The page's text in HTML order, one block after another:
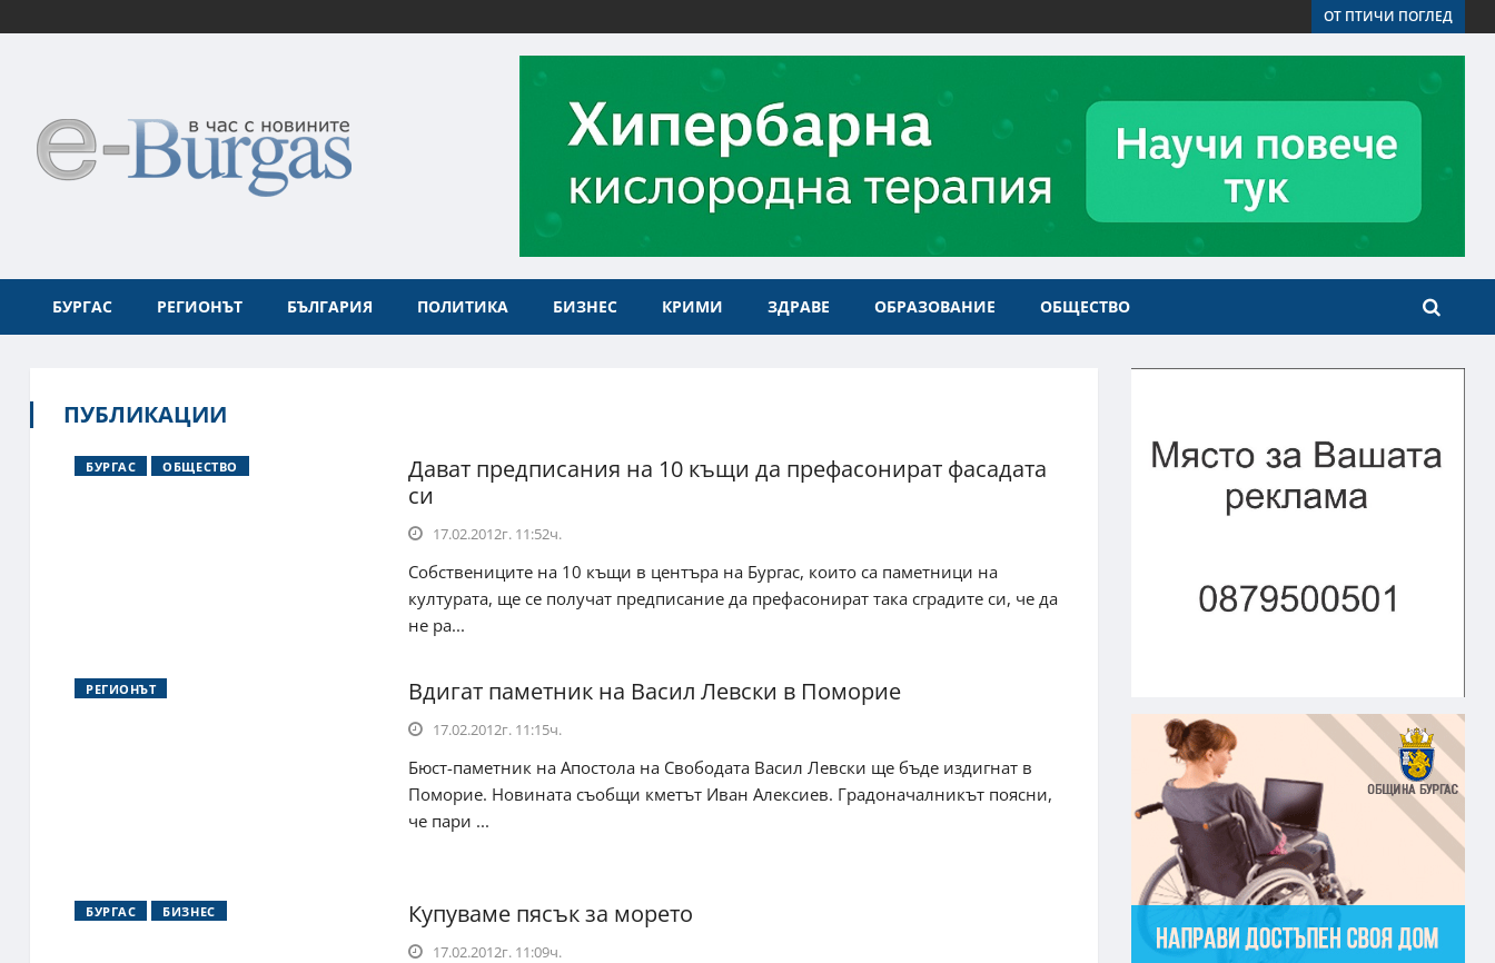
ОТ ПТИЧИ ПОГЛЕД
БУРГАС РЕГИОНЪТ БЪЛГАРИЯ ПОЛИТИКА БИЗНЕС КРИМИ ЗДРАВЕ ОБРАЗОВАНИЕ ОБЩЕСТВО
ПУБЛИКАЦИИ
БУРГАС ОБЩЕСТВО
Дават предписания на 10 къщи да префасонират фасадата
си
17.02.2012г. 11:52ч.
Собствениците на 10 къщи в центъра на Бургас, които са паметници на
културата, ще се получат предписание да префасонират така сградите си, че да
не ра...
РЕГИОНЪТ Вдигат паметник на Васил Левски в Поморие
17.02.2012г. 11:15ч.
Бюст-паметник на Апостола на Свободата Васил Левски ще бъде издигнат в
Поморие. Новината съобщи кметът Иван Алексиев. Градоначалникът поясни,
че пари ...
БУРГАС БИЗНЕС Купуваме пясък за морето
17.02.2012г. 11:09ч.